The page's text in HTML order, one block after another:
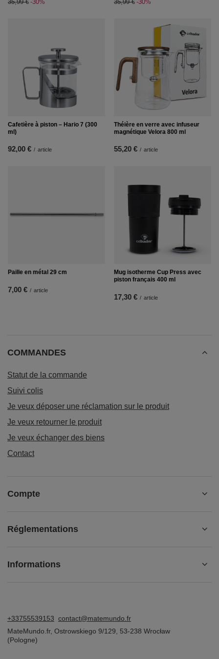
35,99 € -30%
35,99 € -30%
Cafetière à piston – Hario 7 (300
ml)
92,00 € / article
Théière en verre avec infuseur
magnétique Velora 800 ml
55,20 € / article
Paille en métal 29 cm
7,00 € / article
Mug isotherme Cup Press avec
piston français 400 ml
17,30 € / article
COMMANDES
Statut de la commande
Suivi colis
Je veux déposer une réclamation sur le produit
Je veux retourner le produit
Je veux échanger des biens
Contact
Compte
Réglementations
Informations
+33755539153 contact@matemundo.fr
MateMundo.fr, Ostrowskiego 9/129 53-238 Wrocław
(Pologne)